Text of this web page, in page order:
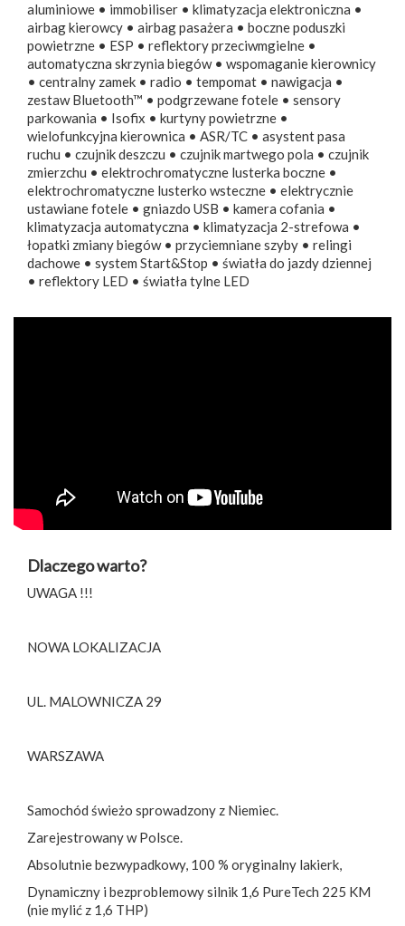
aluminiowe • immobiliser • klimatyzacja elektroniczna •
airbag kierowcy • airbag pasażera • boczne poduszki
powietrzne • ESP • reflektory przeciwmgielne •
automatyczna skrzynia biegów • wspomaganie kierownicy
• centralny zamek • radio • tempomat • nawigacja •
zestaw Bluetooth™ • podgrzewane fotele • sensory
parkowania • Isofix • kurtyny powietrzne •
wielofunkcyjna kierownica • ASR/TC • asystent pasa
ruchu • czujnik deszczu • czujnik martwego pola • czujnik
zmierzchu • elektrochromatyczne lusterka boczne •
elektrochromatyczne lusterko wsteczne • elektrycznie
ustawiane fotele • gniazdo USB • kamera cofania •
klimatyzacja automatyczna • klimatyzacja 2-strefowa •
łopatki zmiany biegów • przyciemniane szyby • relingi
dachowe • system Start&Stop • światła do jazdy dziennej
• reflektory LED • światła tylne LED
Dlaczego warto?
UWAGA !!!
NOWA LOKALIZACJA
UL. MALOWNICZA 29
WARSZAWA
Samochód świeżo sprowadzony z Niemiec.
Zarejestrowany w Polsce.
Absolutnie bezwypadkowy, 100 % oryginalny lakierk,
Dynamiczny i bezproblemowy silnik 1,6 PureTech 225 KM
(nie mylić z 1,6 THP)